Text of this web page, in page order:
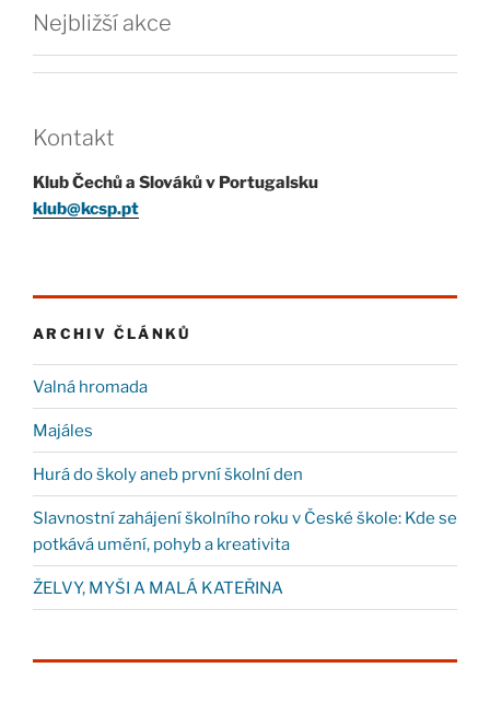
Nejbližší akce
Kontakt
Klub Čechů a Slováků v Portugalsku
klub@kcsp.pt
ARCHIV ČLÁNKŮ
Valná hromada
Majáles
Hurá do školy aneb první školní den
Slavnostní zahájení školního roku v České škole: Kde se
potkává umění, pohyb a kreativita
ŽELVY, MYŠI A MALÁ KATEŘINA